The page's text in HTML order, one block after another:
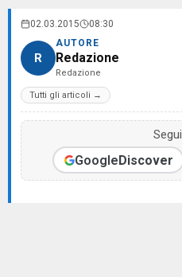
02.03.2015 08:30
R
AUTORE
Redazione
Redazione
Tutti gli articoli →
GoogleDiscover